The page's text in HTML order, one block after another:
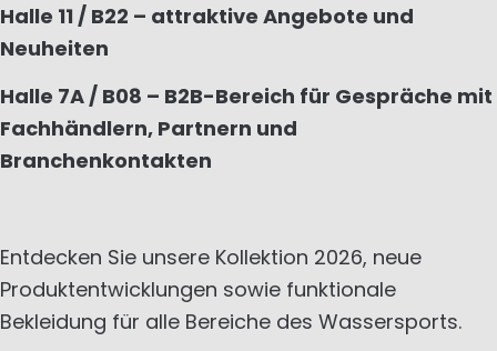
Halle 11 / B22 – attraktive Angebote und
Neuheiten
Halle 7A / B08 – B2B-Bereich für Gespräche mit
Fachhändlern, Partnern und
Branchenkontakten
Entdecken Sie unsere Kollektion 2026, neue
Produktentwicklungen sowie funktionale
Bekleidung für alle Bereiche des Wassersports.